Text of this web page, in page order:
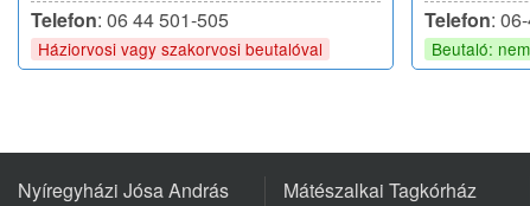
Telefon: 06 44 501-505
Háziorvosi vagy szakorvosi beutalóval
Telefon:
Beutaló:
Nyíregyházi Jósa András
Mátészalkai Tagkórház